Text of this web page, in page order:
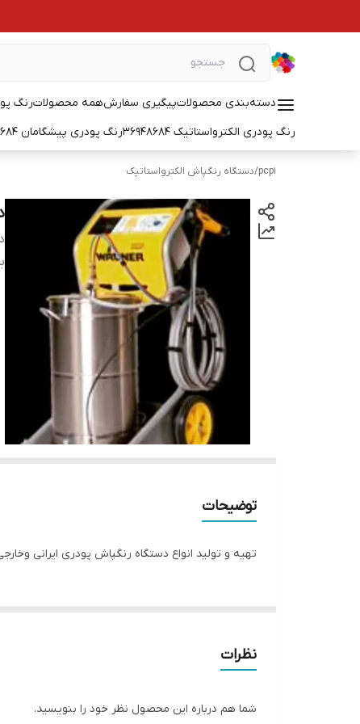
دسته‌بندی محصولاتپیگیری سفارشهمه محصولاترنگ
رنگ پودری الکترواستاتیک 36948684
رنگ پودری پیشگامان 36948684
pcp1
/دستگاه رنگپاش الکترواستاتیک
توضیحات
تهیه و تولید انواع دستگاه رنگپاش پودری ایرانی
نظرات
شما هم درباره این محصول نظر خود را بنویسید.